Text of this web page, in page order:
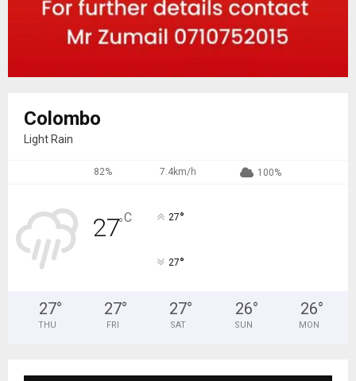
Colombo
Light Rain
82% 7.4km/h 100%
27°C 27°
27°
27°
THU
27°
FRI
27°
SAT
26°
SUN
26°
MON